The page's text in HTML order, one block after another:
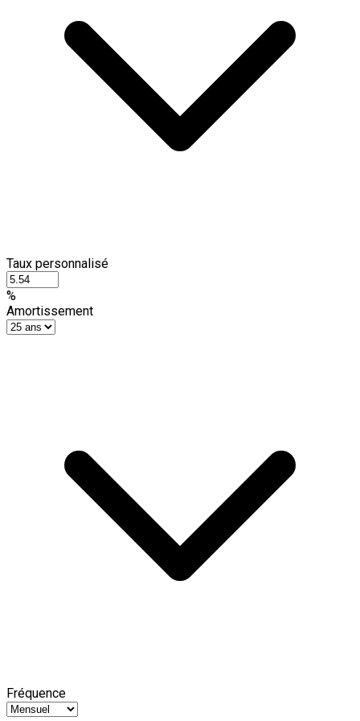
Taux personnalisé
%
Amortissement
Fréquence